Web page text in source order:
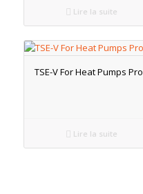
Lire la suite
TSE-V For Heat Pumps Pro
Lire la suite